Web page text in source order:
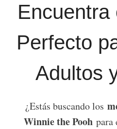
Encuentra
Perfecto
Adultos
¿Estás buscando los
Winnie the Pooh para